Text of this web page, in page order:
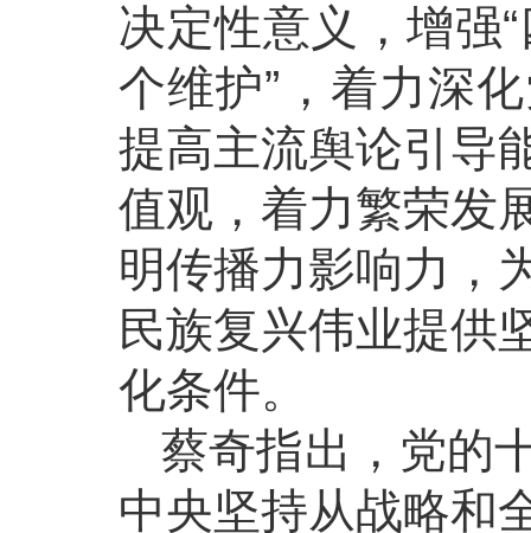
决定性意义，增强
个维护”，着力深
提高主流舆论引导
值观，着力繁荣发
明传播力影响力，
民族复兴伟业提供
化条件。
蔡奇指出，党的
中央坚持从战略和